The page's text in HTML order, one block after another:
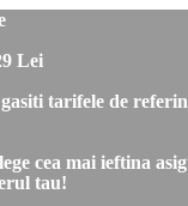
Lei
tarifele de
cea mai ieftina
tau!